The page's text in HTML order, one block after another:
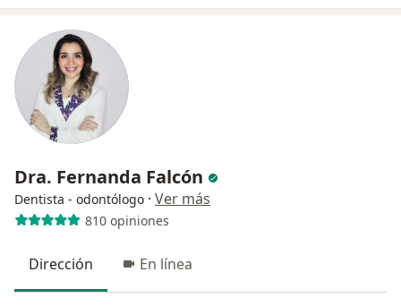
Dra. Fernanda Falcón
Dentista - odontólogo · Ver más
810 opiniones
Dirección En línea